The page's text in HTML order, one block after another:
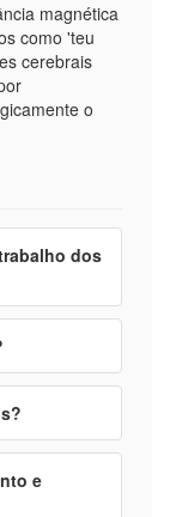
magnética
como 'teu
cerebrais
o
dos
e